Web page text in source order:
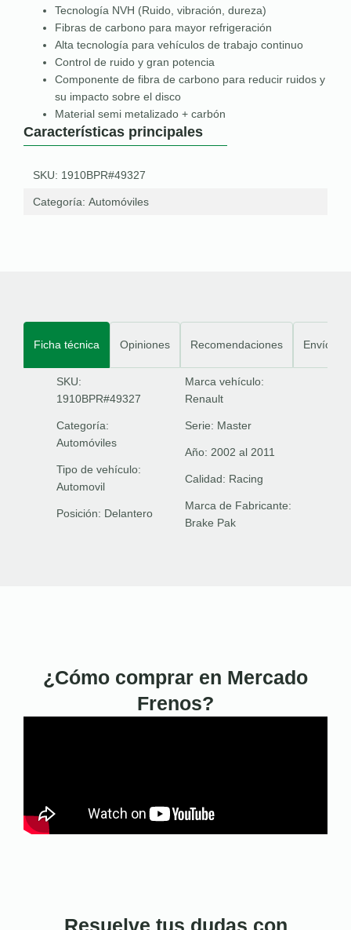
Tecnología NVH (Ruido, vibración, dureza)
Fibras de carbono para mayor refrigeración
Alta tecnología para vehículos de trabajo continuo
Control de ruido y gran potencia
Componente de fibra de carbono para reducir ruidos y
su impacto sobre el disco
Material semi metalizado + carbón
Características principales
SKU: 1910BPR#49327
Categoría: Automóviles
Ficha técnica Opiniones Recomendaciones Envíos
SKU:
1910BPR#49327
Categoría:
Automóviles
Tipo de vehículo:
Automovil
Posición: Delantero
Marca vehículo:
Renault
Serie: Master
Año: 2002 al 2011
Calidad: Racing
Marca de Fabricante:
Brake Pak
¿Cómo comprar en Mercado
Frenos?
Resuelve tus dudas con